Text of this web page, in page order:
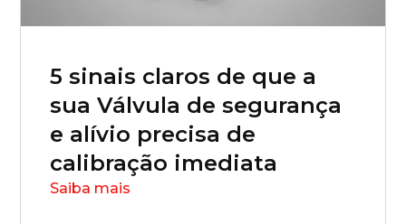
5 sinais claros de que a
sua Válvula de segurança
e alívio precisa de
calibração imediata
Saiba mais